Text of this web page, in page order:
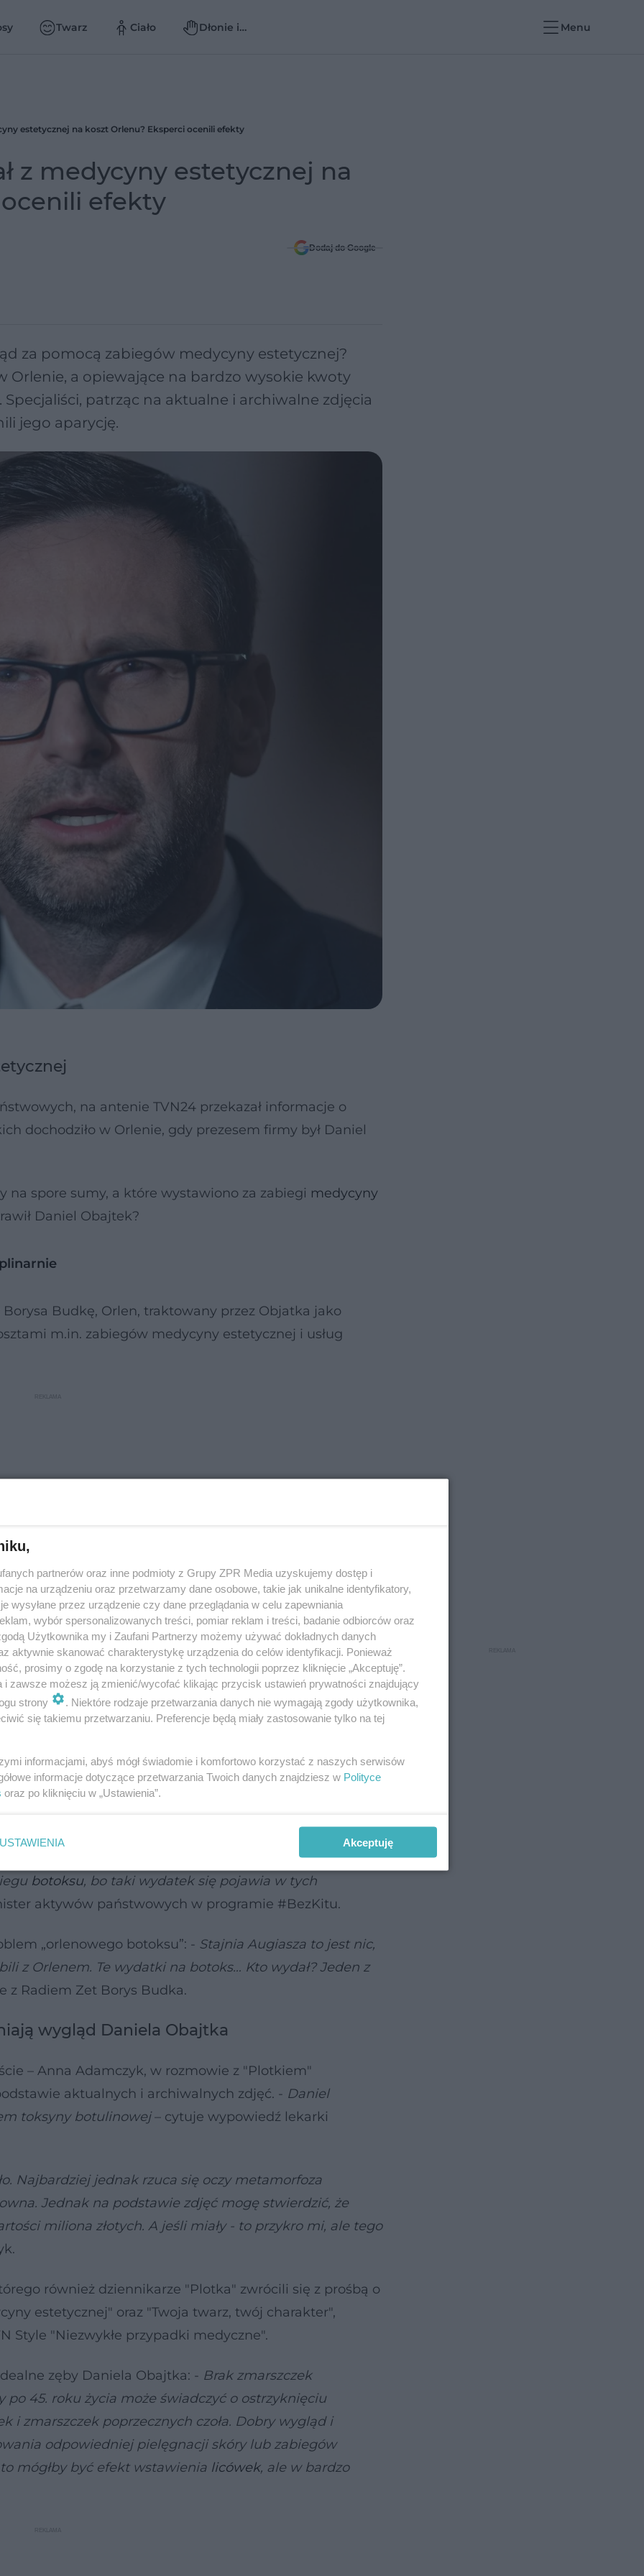
Twarz Ciało
Dłonie i
Menu
estetycznej na koszt Orlenu? Eksperci ocenili efekty
z medycyny estetycznej na
efekty
Dodaj do Google
za pomocą zabiegów medycyny estetycznej?
Orlenie, a opiewające na bardzo wysokie kwoty
patrząc na aktualne i archiwalne zdjęcia
jego aparycję.
na antenie TVN24 przekazał informacje o
dochodziło w Orlenie, gdy prezesem firmy był Daniel
na spore sumy, a które wystawiono za zabiegi medycyny
Daniel Obajtek?
Budkę, Orlen, traktowany przez Objatka jako
m.in. zabiegów medycyny estetycznej i usług
specjalizującymi się w medycynie estetycznej, żeby
i w jaki sposób poprawiał swoją męską urodę.
w Orlenie jako „piekło”, okazuje się, że –
Budkę –ponad milion złotych z Orlenu został
medycyny estetycznej czy usług stomatologicznych
Orlen?
Obajtka: -
jego i jego kolegów, które z kasy Orlenu były
był jak prywatny folwark. Nie wiem, być może jego
botoksu, bo taki wydatek się pojawia w tych
aktywów państwowych w programie #BezKitu.
„orlenowego botoksu”: - Stajnia Augiasza to jest nic,
z Orlenem. Te wydatki na botoks… Kto wydał? Jeden z
z Radiem Zet Borys Budka.
wygląd Daniela Obajtka
– Anna Adamczyk, w rozmowie z "Plotkiem"
aktualnych i archiwalnych zdjęć. - Daniel
toksyny botulinowej– cytuje wypowiedź lekarki
Najbardziej jednak rzuca się oczy metamorfoza
Jednak na podstawie zdjęć mogę stwierdzić, że
miliona złotych. A jeśli miały - to przykro mi, ale tego
również dziennikarze "Plotka" zwrócili się z prośbą o
estetycznej" oraz "Twoja twarz, twój charakter",
Style "Niezwykłe przypadki medyczne".
zęby Daniela Obajtka: - Brak zmarszczek
po 45. roku życia może świadczyć o ostrzyknięciu
i zmarszczek poprzecznych czoła. Dobry wygląd i
odpowiedniej pielęgnacji skóry lub zabiegów
mógłby być efekt wstawienia licówek, ale w bardzo
partnerów oraz inne podmioty z Grupy ZPR Media uzyskujemy dostęp i
na urządzeniu oraz przetwarzamy dane osobowe, takie jak unikalne identyfikatory,
wysyłane przez urządzenie czy dane przeglądania w celu zapewniania
wybór spersonalizowanych treści, pomiar reklam i treści, badanie odbiorców oraz
Użytkownika my i Zaufani Partnerzy możemy używać dokładnych danych
aktywnie skanować charakterystykę urządzenia do celów identyfikacji. Ponieważ
prosimy o zgodę na korzystanie z tych technologii poprzez kliknięcie „Akceptuję”.
i zawsze możesz ją zmienić/wycofać klikając przycisk ustawień prywatności znajdujący
strony
. Niektóre rodzaje przetwarzania danych nie wymagają zgody użytkownika,
się takiemu przetwarzaniu. Preferencje będą miały zastosowanie tylko na tej
informacjami, abyś mógł świadomie i komfortowo korzystać z naszych serwisów
informacje dotyczące przetwarzania Twoich danych znajdziesz w Polityce
oraz po kliknięciu w „Ustawienia”.
USTAWIENIA Akceptuję